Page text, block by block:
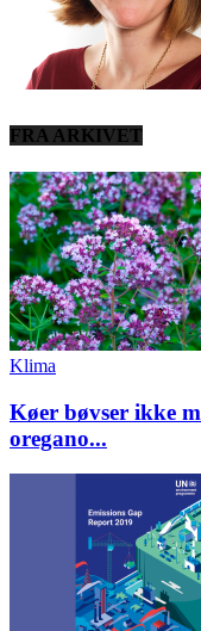
FRA ARKIVET
Klima
Køer bøvser ikke
oregano...